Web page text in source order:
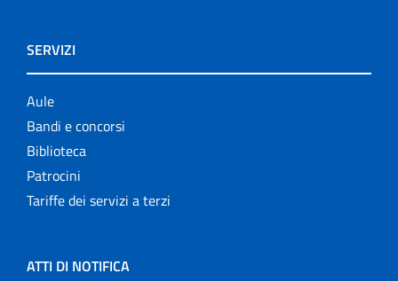
SERVIZI
Aule
Bandi e concorsi
Biblioteca
Patrocini
Tariffe dei servizi a terzi
ATTI DI NOTIFICA